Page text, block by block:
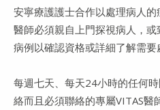
安寧療護護士合作以處理病人
醫師必須親自上門探視病人，
病例以確認資格或詳細了解需要
每週七天、每天24小時的任何
絡而且必須聯絡的專屬VITAS醫